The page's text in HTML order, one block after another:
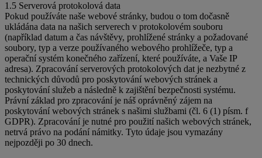
1.5 Serverová protokolová data
Pokud používáte naše webové stránky, budou o tom dočasně
ukládána data na našich serverech v protokolovém souboru
(například datum a čas návštěvy, prohlížené stránky a požadované
soubory, typ a verze používaného webového prohlížeče, typ a
operační systém konečného zařízení, které používáte, a Vaše IP
adresa). Zpracování serverových protokolových dat je nezbytné z
technických důvodů pro poskytování webových stránek a
poskytování služeb a následně k zajištění bezpečnosti systému.
Právní základ pro zpracování je náš oprávněný zájem na
poskytování webových stránek s našimi službami (čl. 6 (1) písm. f
GDPR). Zpracování je nutné pro použití našich webových stránek,
netrvá právo na podání námitky. Tyto údaje jsou vymazány
nejpozději po 30 dnech.